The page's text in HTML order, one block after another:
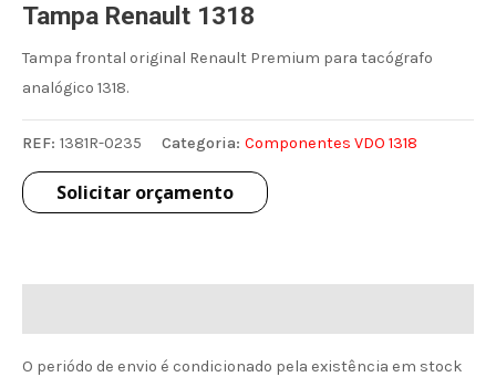
Tampa Renault 1318
Tampa frontal original Renault Premium para tacógrafo
analógico 1318.
REF: 1381R-0235 Categoria: Componentes VDO 1318
Solicitar orçamento
O periódo de envio é condicionado pela existência em stock